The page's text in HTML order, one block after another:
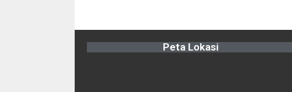
Peta Lokasi